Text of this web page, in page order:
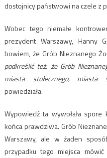
dostojnicy państwowi na czele z
Wobec tego niemałe
prezydent Warszawy, Hanny
bowiem, że Grób Nieznanego
podkreślić też, że Grób
miasta stołecznego, miasta
powiedziała.
Wypowiedź ta wywołała
końca prawdziwa. Grób
Warszawy, ale w żaden
przypadku tego miejsca